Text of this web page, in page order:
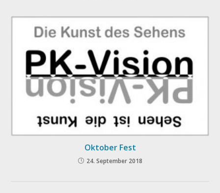
Oktober Fest
24. September 2018